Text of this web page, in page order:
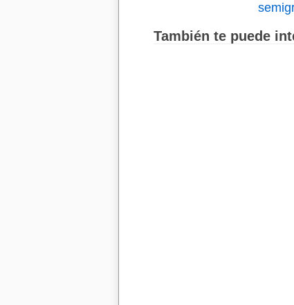
También te puede